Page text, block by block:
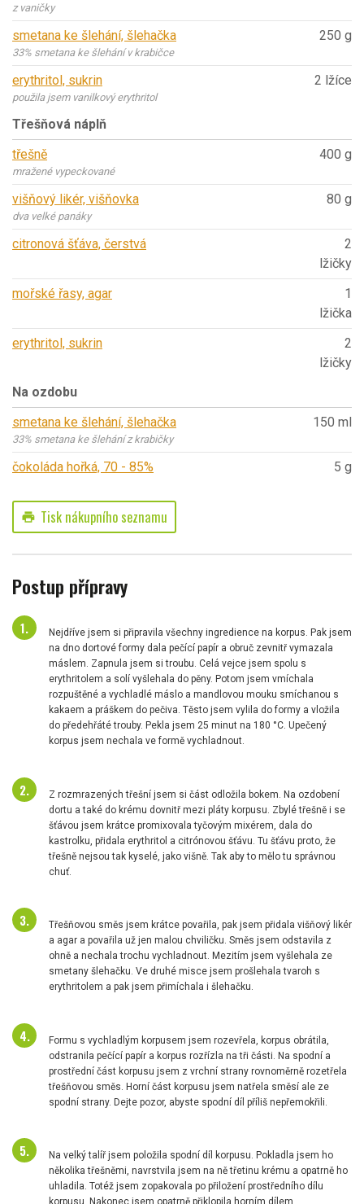
z vaničky
smetana ke šlehání, šlehačka
33% smetana ke šlehání v krabičce
250 g
erythritol, sukrin
použila jsem vanilkový erythritol
2 lžíce
Třešňová náplň
třešně
mražené vypeckované
400 g
višňový likér, višňovka
dva velké panáky
80 g
citronová šťáva, čerstvá
2
lžičky
mořské řasy, agar
1
lžička
erythritol, sukrin
2
lžičky
Na ozdobu
smetana ke šlehání, šlehačka
33% smetana ke šlehání z krabičky
150 ml
čokoláda hořká, 70 - 85% 5 g
print Tisk nákupního seznamu
Postup přípravy
Nejdříve jsem si připravila všechny ingredience na korpus. Pak jsem
na dno dortové formy dala pečící papír a obruč zevnitř vymazala
máslem. Zapnula jsem si troubu. Celá vejce jsem spolu s
erythritolem a solí vyšlehala do pěny. Potom jsem vmíchala
rozpuštěné a vychladlé máslo a mandlovou mouku smíchanou s
kakaem a práškem do pečiva. Těsto jsem vylila do formy a vložila
do předehřáté trouby. Pekla jsem 25 minut na 180 °C. Upečený
korpus jsem nechala ve formě vychladnout.
Z rozmrazených třešní jsem si část odložila bokem. Na ozdobení
dortu a také do krému dovnitř mezi pláty korpusu. Zbylé třešně i se
šťávou jsem krátce promixovala tyčovým mixérem, dala do
kastrolku, přidala erythritol a citrónovou šťávu. Tu šťávu proto, že
třešně nejsou tak kyselé, jako višně. Tak aby to mělo tu správnou
chuť.
Třešňovou směs jsem krátce povařila, pak jsem přidala višňový likér
a agar a povařila už jen malou chviličku. Směs jsem odstavila z
ohně a nechala trochu vychladnout. Mezitím jsem vyšlehala ze
smetany šlehačku. Ve druhé misce jsem prošlehala tvaroh s
erythritolem a pak jsem přimíchala i šlehačku.
Formu s vychladlým korpusem jsem rozevřela, korpus obrátila,
odstranila pečící papír a korpus rozřízla na tři části. Na spodní a
prostřední část korpusu jsem z vrchní strany rovnoměrně rozetřela
třešňovou směs. Horní část korpusu jsem natřela směsí ale ze
spodní strany. Dejte pozor, abyste spodní díl příliš nepřemokřili.
Na velký talíř jsem položila spodní díl korpusu. Pokladla jsem ho
několika třešněmi, navrstvila jsem na ně třetinu krému a opatrně ho
uhladila. Totéž jsem zopakovala po přiložení prostředního dílu